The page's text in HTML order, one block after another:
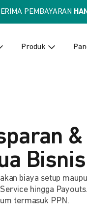
PEMBAYARAN
Produk
&
Bisnis
biaya setup
hingga
termasuk PPN.